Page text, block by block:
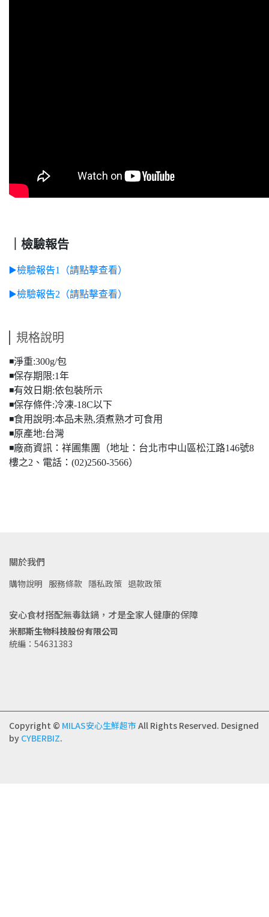
｜檢驗報告
▶️檢驗報告1（請點擊查看）
▶️檢驗報告2（請點擊查看）
規格說明
◾️淨重:300g/包
◾️保存期限:1年
◾️有效日期:依包裝所示
◾️保存條件:冷凍-18C以下
◾️食用說明:本品未熟,須煮熟才可食用
◾️原產地:台灣
◾️廠商資訊：祥圃集團（地址：台北市中山區松江路146號8
樓之2、電話：(02)2560-3566）
關於我們
購物說明 服務條款 隱私政策 退款政策
安心食材搭配無毒鈦鍋，才是全家人健康的保障
米那斯生物科技股份有限公司
統編：54631383
Copyright © MILAS安心生鮮超市 All Rights Reserved. Designed
by CYBERBIZ.